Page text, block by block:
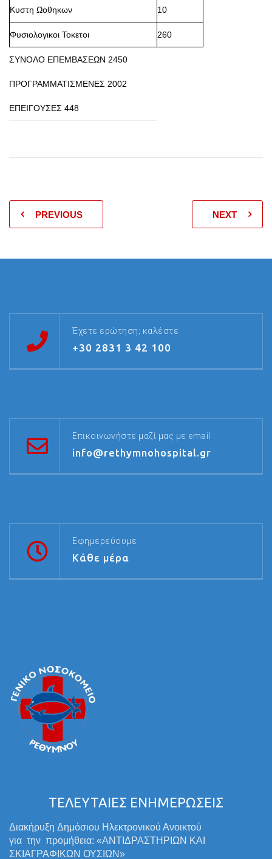
Κυστη Ωοθηκων 10
Φυσιολογικοι Τοκετοι 260
ΣΥΝΟΛΟ ΕΠΕΜΒΑΣΕΩΝ 2450
ΠΡΟΓΡΑΜΜΑΤΙΣΜΕΝΕΣ 2002
ΕΠΕΙΓΟΥΣΕΣ 448
PREVIOUS NEXT
Έχετε ερώτηση; καλέστε
+30 2831 3 42 100
Επικοινωνήστε μαζί μας με email
info@rethymnohospital.gr
Εφημερεύουμε
Κάθε μέρα
ΤΕΛΕΥΤΑΙΕΣ ΕΝΗΜΕΡΩΣΕΙΣ
Διακήρυξη Δημόσιου Ηλεκτρονικού Ανοικτού
για την προμήθεια: «ΑΝΤΙΔΡΑΣΤΗΡΙΩΝ ΚΑΙ
ΣΚΙΑΓΡΑΦΙΚΩΝ ΟΥΣΙΩΝ»